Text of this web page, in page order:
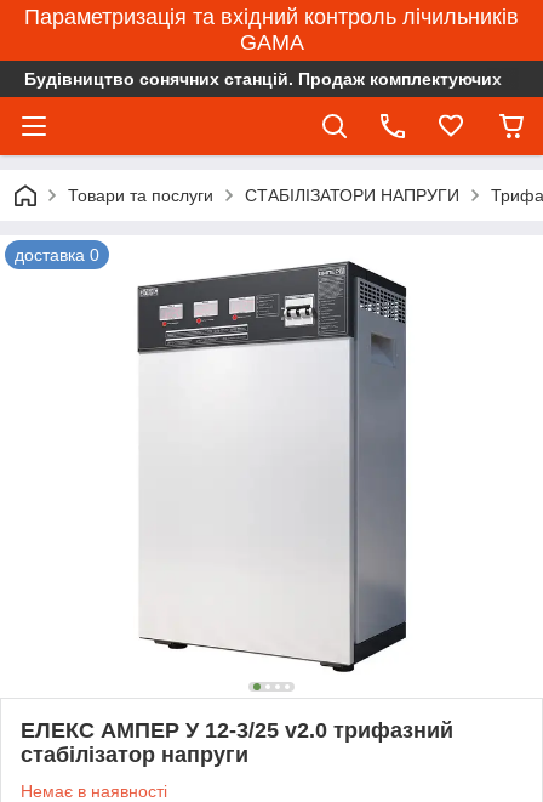
Параметризація та вхідний контроль лічильників
GAMA
Будівництво сонячних станцій. Продаж комплектуючих
Товари та послуги СТАБІЛІЗАТОРИ НАПРУГИ
доставка 0
ЕЛЕКС АМПЕР У 12-3/25 v2.0 трифазний
стабілізатор напруги
Немає в наявності